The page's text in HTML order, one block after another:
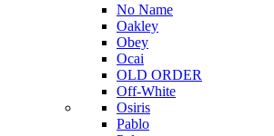
No Name
Oakley
Obey
Ocai
OLD ORDER
Off-White
Osiris
Pablo